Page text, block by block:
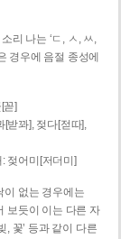
리 나는 ‘ㄷ, ㅅ, ㅆ,
경우에 음절 종성에
꼳]
받꽈], 젖다[젇따],
젖어미[저더미]
이 없는 경우에는
보듯이 이는 다른 자
, 꽃’ 등과 같이 다른